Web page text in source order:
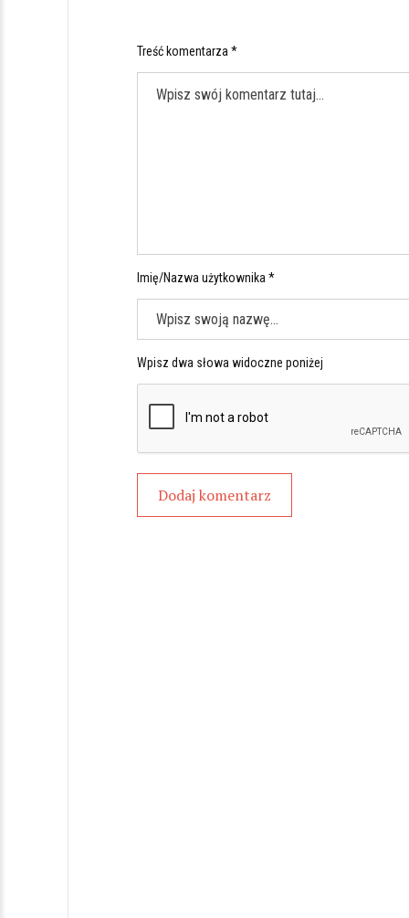
Treść komentarza *
Imię/Nazwa użytkownika *
Wpisz dwa słowa widoczne poniżej